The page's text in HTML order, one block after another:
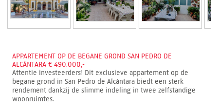
APPARTEMENT OP DE BEGANE GROND SAN PEDRO DE
ALCÁNTARA € 490.000,-
Attentie investeerders! Dit exclusieve appartement op de
begane grond in San Pedro de Alcántara biedt een sterk
rendement dankzij de slimme indeling in twee zelfstandige
woonruimtes.